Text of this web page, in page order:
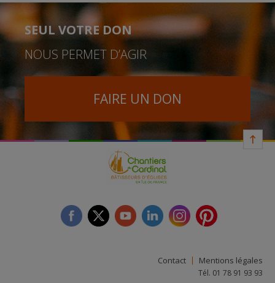
SEUL VOTRE DON
NOUS PERMET D’AGIR
FAIRE UN DON
facebooktwitter youtube linkedin instagram
Contact Mentions légales
Tél. 01 78 91 93 93